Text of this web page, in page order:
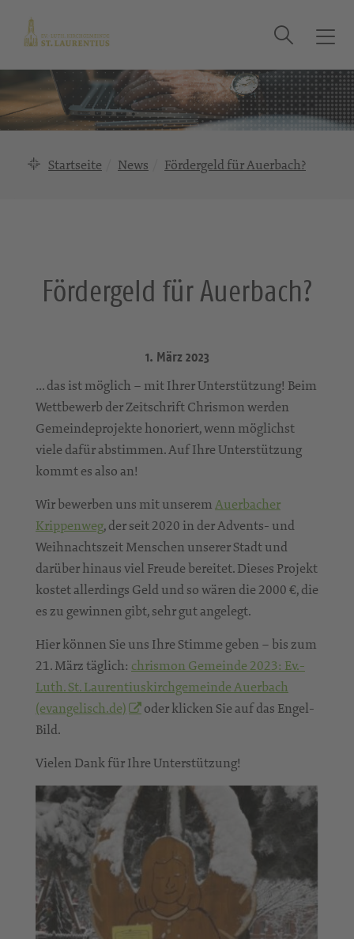
T
g
g
l
Suche
Startseite News Fördergeld für Auerbach?
Fördergeld für Auerbach?
1. März 2023
… das ist möglich – mit Ihrer Unterstützung! Beim
Wettbewerb der Zeitschrift Chrismon werden
Gemeindeprojekte honoriert, wenn möglichst
viele dafür abstimmen. Auf Ihre Unterstützung
kommt es also an!
Wir bewerben uns mit unseremAuerbacher
Krippenweg, der seit 2020 in der Advents- und
Weihnachtszeit Menschen unserer Stadt und
darüber hinaus viel Freude bereitet. Dieses Projekt
kostet allerdings Geld und so wären die 2000 €, die
es zu gewinnen gibt, sehr gut angelegt.
Hier können Sie uns Ihre Stimme geben – bis zum
21. März täglich: chrismon Gemeinde 2023: Ev.-
Luth. St. Laurentiuskirchgemeinde Auerbach
(evangelisch.de)
oder klicken Sie auf das Engel-
Bild.
Vielen Dank für Ihre Unterstützung!